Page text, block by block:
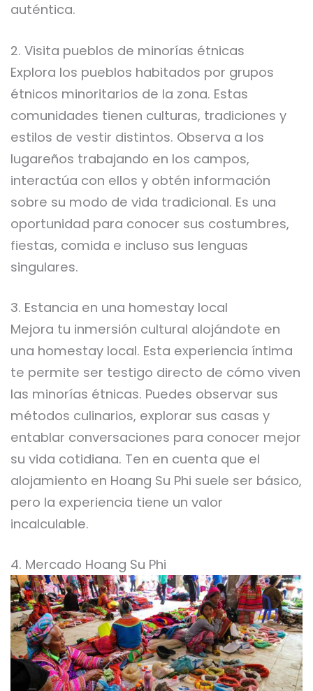
auténtica.
2. Visita pueblos de minorías étnicas
Explora los pueblos habitados por grupos
étnicos minoritarios de la zona. Estas
comunidades tienen culturas, tradiciones y
estilos de vestir distintos. Observa a los
lugareños trabajando en los campos,
interactúa con ellos y obtén información
sobre su modo de vida tradicional. Es una
oportunidad para conocer sus costumbres,
fiestas, comida e incluso sus lenguas
singulares.
3. Estancia en una homestay local
Mejora tu inmersión cultural alojándote en
una homestay local. Esta experiencia íntima
te permite ser testigo directo de cómo viven
las minorías étnicas. Puedes observar sus
métodos culinarios, explorar sus casas y
entablar conversaciones para conocer mejor
su vida cotidiana. Ten en cuenta que el
alojamiento en Hoang Su Phi suele ser básico,
pero la experiencia tiene un valor
incalculable.
4. Mercado Hoang Su Phi